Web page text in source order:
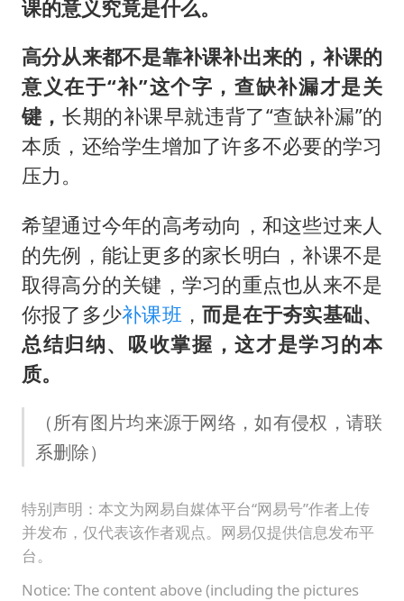
课的意义究竟是什么。
高分从来都不是靠补课补出来的，补课的
意义在于“补”这个字，查缺补漏才是关
键，长期的补课早就违背了“查缺补漏”的
本质，还给学生增加了许多不必要的学习
压力。
希望通过今年的高考动向，和这些过来人
的先例，能让更多的家长明白，补课不是
取得高分的关键，学习的重点也从来不是
你报了多少补课班 ，而是在于夯实基础、
总结归纳、吸收掌握，这才是学习的本
质。
（所有图片均来源于网络，如有侵权，请联
系删除）
特别声明：本文为网易自媒体平台“网易号”作者上传
并发布，仅代表该作者观点。网易仅提供信息发布平
台。
Notice: The content above (including the pictures